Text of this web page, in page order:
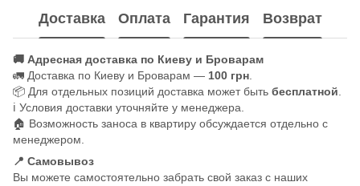
Доставка Оплата Гарантия Возврат
🚚 Адресная доставка по Киеву и Броварам
🚛 Доставка по Киеву и Броварам — 100 грн
📦 Для отдельных позиций доставка может быть бесплатной
ℹ️ Условия доставки уточняйте у менеджера.
🏠 Возможность заноса в квартиру обсуждается отдельно с
менеджером.
📍 Самовывоз
Вы можете самостоятельно забрать свой заказ с наших